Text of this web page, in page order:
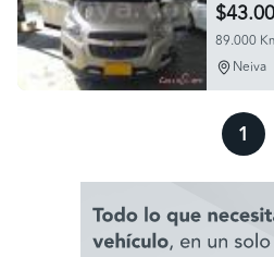
89.000
Neiva
1